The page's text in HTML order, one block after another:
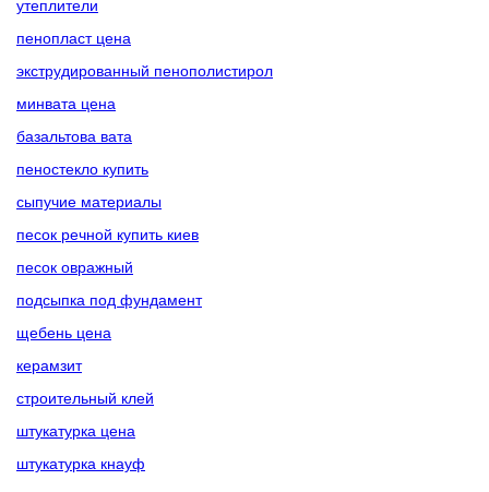
утеплители
пенопласт цена
экструдированный пенополистирол
минвата цена
базальтова вата
пеностекло купить
сыпучие материалы
песок речной купить киев
песок овражный
подсыпка под фундамент
щебень цена
керамзит
строительный клей
штукатурка цена
штукатурка кнауф